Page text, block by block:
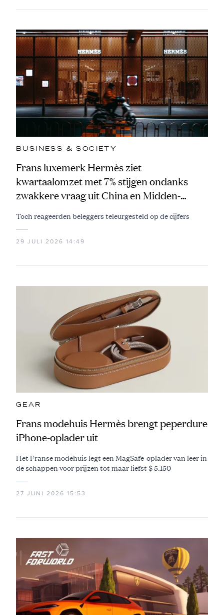
BUSINESS & SOCIETY
Frans luxemerk Hermès ziet
kwartaalomzet met 7% stijgen ondanks
zwakkere vraag uit China en Midden-
Toch reageerden beleggers teleurgesteld op de cijfers
29 JULI 2026 14:49
GEAR
Frans modehuis Hermès brengt peperdure
iPhone-oplader uit
Het Franse modehuis legt een MagSafe-oplader van leer in
de schappen voor prijzen tot maar liefst $ 5.150
27 JUNI 2026 15:53